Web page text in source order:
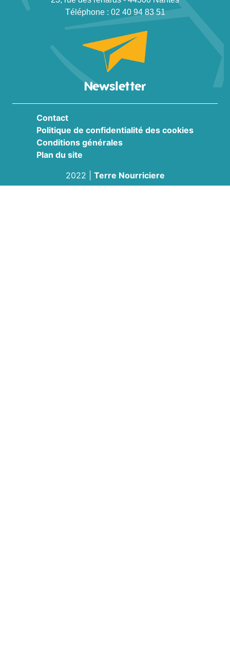
Téléphone : 02 40 94 83 51
Newsletter
Contact
Politique de confidentialité des cookies
Conditions générales
Plan du site
2022
Terre Nourriciere